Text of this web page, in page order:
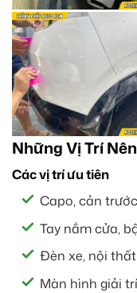
Những Vị Trí
Các vị trí ưu tiên
Capo, cản
Tay nắm cửa,
Đèn xe, nội
Màn hình giải